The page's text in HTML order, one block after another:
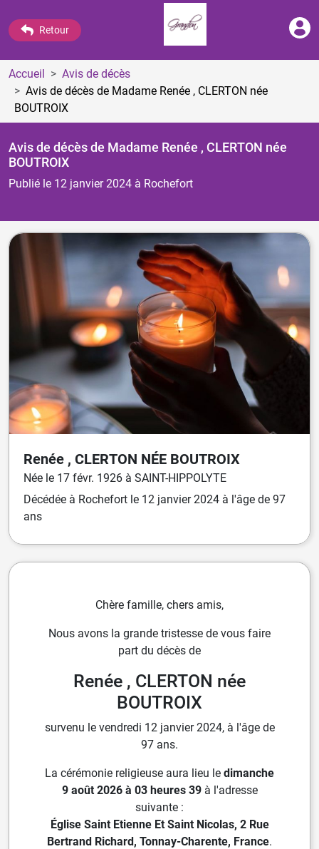
Retour
Accueil
Avis de décès
Avis de décès de Madame Renée , CLERTON née
BOUTROIX
Avis de décès de Madame Renée , CLERTON née
BOUTROIX
Publié le 12 janvier 2024 à Rochefort
Renée , CLERTON NÉE BOUTROIX
Née le 17 févr. 1926 à SAINT-HIPPOLYTE
Décédée à Rochefort le 12 janvier 2024 à l'âge de 97
ans
Chère famille, chers amis,
Nous avons la grande tristesse de vous faire
part du décès de
Renée , CLERTON née
BOUTROIX
survenu le vendredi 12 janvier 2024, à l'âge de
97 ans.
La cérémonie religieuse aura lieu le dimanche
9 août 2026 à 03 heures 39à l'adresse
suivante :
Église Saint Etienne Et Saint Nicolas, 2 Rue
Bertrand Richard, Tonnay-Charente, France.